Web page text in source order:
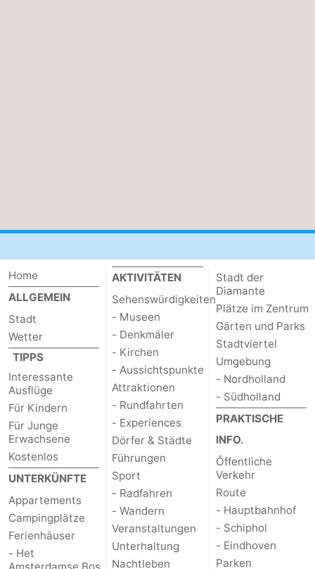
Home
ALLGEMEIN
Stadt
Wetter
TIPPS
Interessante
Ausflüge
Für Kindern
Für Junge
Erwachsene
Kostenlos
UNTERKÜNFTE
Appartements
Campingplätze
Ferienhäuser
- Het
AKTIVITÄTEN
Sehenswürdigkeiten
- Museen
- Denkmäler
- Kirchen
- Aussichtspunkte
Attraktionen
- Rundfahrten
- Experiences
Dörfer & Städte
Führungen
Sport
- Radfahren
- Wandern
Veranstaltungen
Unterhaltung
Nachtleben
Stadt der
Diamante
Plätze im Zentrum
Gärten und Parks
Stadtviertel
Umgebung
- Nordholland
- Südholland
PRAKTISCHE
INFO.
Őffentliche
Verkehr
Route
- Hauptbahnhof
- Schiphol
- Eindhoven
Parken